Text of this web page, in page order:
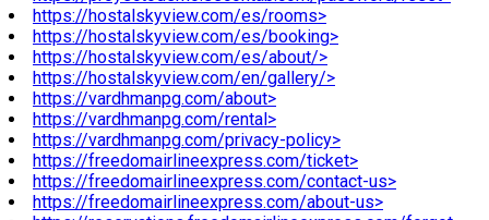
https://hostalskyview.com/es/rooms>
https://hostalskyview.com/es/booking>
https://hostalskyview.com/es/about/>
https://hostalskyview.com/en/gallery/>
https://vardhmanpg.com/about>
https://vardhmanpg.com/rental>
https://vardhmanpg.com/privacy-policy>
https://freedomairlineexpress.com/ticket>
https://freedomairlineexpress.com/contact-us>
https://freedomairlineexpress.com/about-us>